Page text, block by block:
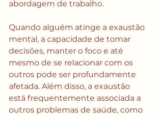
abordagem de trabalho.
Quando alguém atinge a exaustão
mental, a capacidade de tomar
decisões, manter o foco e até
mesmo de se relacionar com os
outros pode ser profundamente
afetada. Além disso, a exaustão
está frequentemente associada a
outros problemas de saúde, como